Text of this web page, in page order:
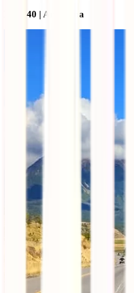
Ruta 40 | Argentina